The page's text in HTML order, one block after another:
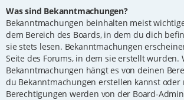
Was sind Bekanntmachungen?
Bekanntmachungen beinhalten meist
dem Bereich des Boards, in dem du dich
sie stets lesen. Bekanntmachungen
Seite des Forums, in dem sie erstellt wurden.
Bekanntmachungen hängt es von deinen
du Bekanntmachungen erstellen kannst oder
Berechtigungen werden von der Board-